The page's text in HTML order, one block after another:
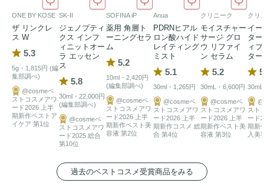
ONE BY KOSE
ザ リンクレ
ス W
5.3
5g・1,815円 (編
集部調べ)
@cosmeベ
ストコスメアワ
ード2026 上半
期新作ベストア
イケア 第1位
SK-II
ジェノプティ
クス インフ
ィニットオー
ラ エッセン
ス
5.8
30ml・22,000円
(編集部調べ)
@cosmeベ
ストコスメアワ
ード2025 総合
第10位
SOFINA iP
薬用 角層ト
ーニングセラ
ム
5.2
10ml・2,420円
(編集部調べ)
@cosmeベ
ストコスメアワ
ード2026 上半
期新作ベスト美
容液 第2位
Anua
PDRNヒアル
ロン酸ハイド
レイティング
ミスト
5.1
30ml・1,265円
@cosmeベ
ストコスメアワ
ード2026 上半
期新作コスメ 総
合 第4位
クリニーク
モイスチャー
サージ グロ
ウ リファイ
ン セラム
5.2
30mL・6,600円
@cosmeベ
ストコスメアワ
ード2026 上半
期新作ベスト美
容液 第3位
クリ
イ
タ
ィ
タ
スト
ード
期新
入美
過去のベストコスメ受賞商品をみる